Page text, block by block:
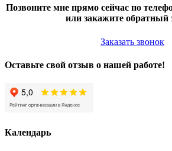
Позвоните мне прямо сейчас по
или закажите обратный
Заказать звонок
Оставьте свой отзыв о нашей работе!
Календарь